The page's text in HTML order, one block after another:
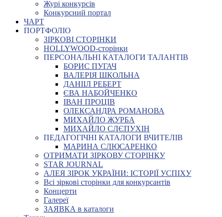
Журі конкурсів
Конкурсний портал
ЧАРТ
ПОРТФОЛІО
ЗІРКОВІ СТОРІНКИ
HOLLYWOOD-сторінки
ПЕРСОНАЛЬНІ КАТАЛОГИ ТАЛАНТІВ
БОРИС ПУГАЧ
ВАЛЕРІЯ ШКОЛЬНА
ДАНІІЛ РЕБЕРТ
ЄВА НАБОЙЧЕНКО
ІВАН ПРОЦІВ
ОЛЕКСАНДРА РОМАНОВА
МИХАЙЛО ЖУРБА
МИХАЙЛО СЛЄПУХІН
ПЕДАГОГІЧНІ КАТАЛОГИ ВЧИТЕЛІВ
МАРИНА СЛЮСАРЕНКО
ОТРИМАТИ ЗІРКОВУ СТОРІНКУ
STAR JOURNAL
АЛЕЯ ЗІРОК УКРАЇНИ: ІСТОРІЇ УСПІХУ
Всі зіркові сторінки для конкурсантів
Концерти
Галереї
ЗАЯВКА в каталоги